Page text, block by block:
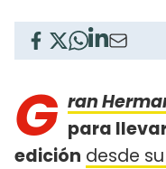
G ran
para
edición desde